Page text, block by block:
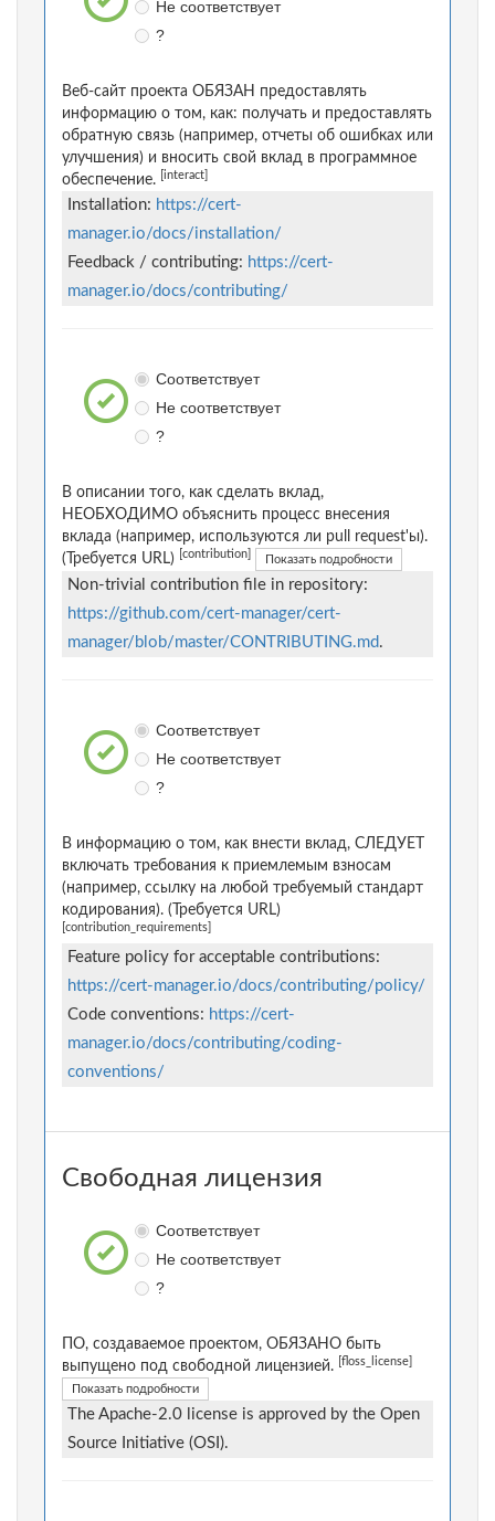
Не соответствует
?
Веб-сайт проекта ОБЯЗАН предоставлять
информацию о том, как: получать и предоставлять
обратную связь (например, отчеты об ошибках или
улучшения) и вносить свой вклад в программное
обеспечение.
[interact]
Installation: https://cert-
manager.io/docs/installation/
Feedback / contributing: https://cert-
manager.io/docs/contributing/
Соответствует
Не соответствует
?
В описании того, как сделать вклад,
НЕОБХОДИМО объяснить процесс внесения
вклада (например, используются ли pull request'ы).
(Требуется URL)
[contribution] Показать подробности
Non-trivial contribution file in repository:
https://github.com/cert-manager/cert-
manager/blob/master/CONTRIBUTING.md.
Соответствует
Не соответствует
?
В информацию о том, как внести вклад, СЛЕДУЕТ
включать требования к приемлемым взносам
(например, ссылку на любой требуемый стандарт
кодирования). (Требуется URL)
[contribution_requirements]
Feature policy for acceptable contributions:
https://cert-manager.io/docs/contributing/policy/
Code conventions: https://cert-
manager.io/docs/contributing/coding-
conventions/
Свободная лицензия
Соответствует
Не соответствует
?
ПО, создаваемое проектом, ОБЯЗАНО быть
выпущено под свободной лицензией.
[floss_license]
Показать подробности
The Apache-2.0 license is approved by the Open
Source Initiative (OSI).